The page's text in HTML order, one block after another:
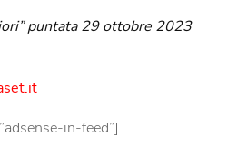
puntata 29 ottobre 2023
in-feed”]